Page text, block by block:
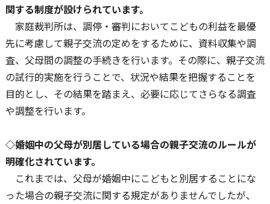
関する制度が設けられています。
家庭裁判所は、調停・審判においてこどもの利益を最優
先に考慮して親子交流の定めをするために、資料収集や調
査、父母間の調整の手続きを行います。その際に、親子交流
の試行的実施を行うことで、状況や結果を把握することを
目的とし、その結果を踏まえ、必要に応じてさらなる調査
や調整を行います。
◇婚姻中の父母が別居している場合の親子交流のルールが
明確化されています。
これまでは、父母が婚姻中にこどもと別居することにな
った場合の親子交流に関する規定がありませんでしたが、